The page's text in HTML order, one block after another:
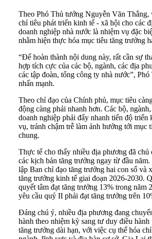
Theo Phó Thủ tướng Nguyễn Văn Thắng,
chỉ tiêu phát triển kinh tế - xã hội cho các
doanh nghiệp nhà nước là nhiệm vụ đặc
nhằm hiện thực hóa mục tiêu tăng trưởng
“Để hoàn thành nội dung này, rất cần sự
hợp tích cực của các bộ, ngành, các địa
các tập đoàn, tổng công ty nhà nước”,
nhấn mạnh.
Theo chỉ đạo của Chính phủ, mục tiêu
động càng phải nhanh hơn. Các bộ,
doanh nghiệp phải đẩy nhanh tiến độ triển
vụ, tránh chậm trễ làm ảnh hưởng tới mục
chung.
Thực tế cho thấy nhiều địa phương đã
các kịch bản tăng trưởng ngay từ đầu
lập Ban chỉ đạo tăng trưởng hai con số và
tăng trưởng kinh tế giai đoạn 2026-2030.
quyết tâm đạt tăng trưởng 13% trong năm
yêu cầu quý II phải đạt tăng trưởng trên
Đáng chú ý, nhiều địa phương đang
hành theo nhiệm kỳ sang tư duy điều hành
tăng trưởng dài hạn, với việc cụ thể hóa